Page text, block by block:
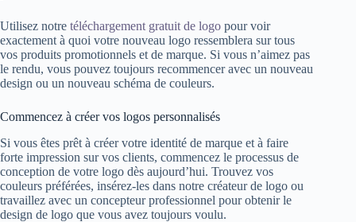
Utilisez notre téléchargement gratuit de logo pour voir
exactement à quoi votre nouveau logo ressemblera sur tous
vos produits promotionnels et de marque. Si vous n’aimez pas
le rendu, vous pouvez toujours recommencer avec un nouveau
design ou un nouveau schéma de couleurs.
Commencez à créer vos logos personnalisés
Si vous êtes prêt à créer votre identité de marque et à faire
forte impression sur vos clients, commencez le processus de
conception de votre logo dès aujourd’hui. Trouvez vos
couleurs préférées, insérez-les dans notre créateur de logo ou
travaillez avec un concepteur professionnel pour obtenir le
design de logo que vous avez toujours voulu.